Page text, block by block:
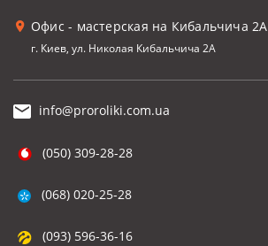
Офис - мастерская на Кибальчича 2А
г. Киев, ул. Николая Кибальчича 2А
info@proroliki.com.ua
(050) 309-28-28
(068) 020-25-28
(093) 596-36-16